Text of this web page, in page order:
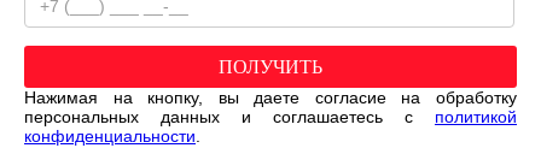
ПОЛУЧИТЬ
Нажимая на кнопку, вы даете согласие на обработку
персональных данных и соглашаетесь c политикой
конфиденциальности.